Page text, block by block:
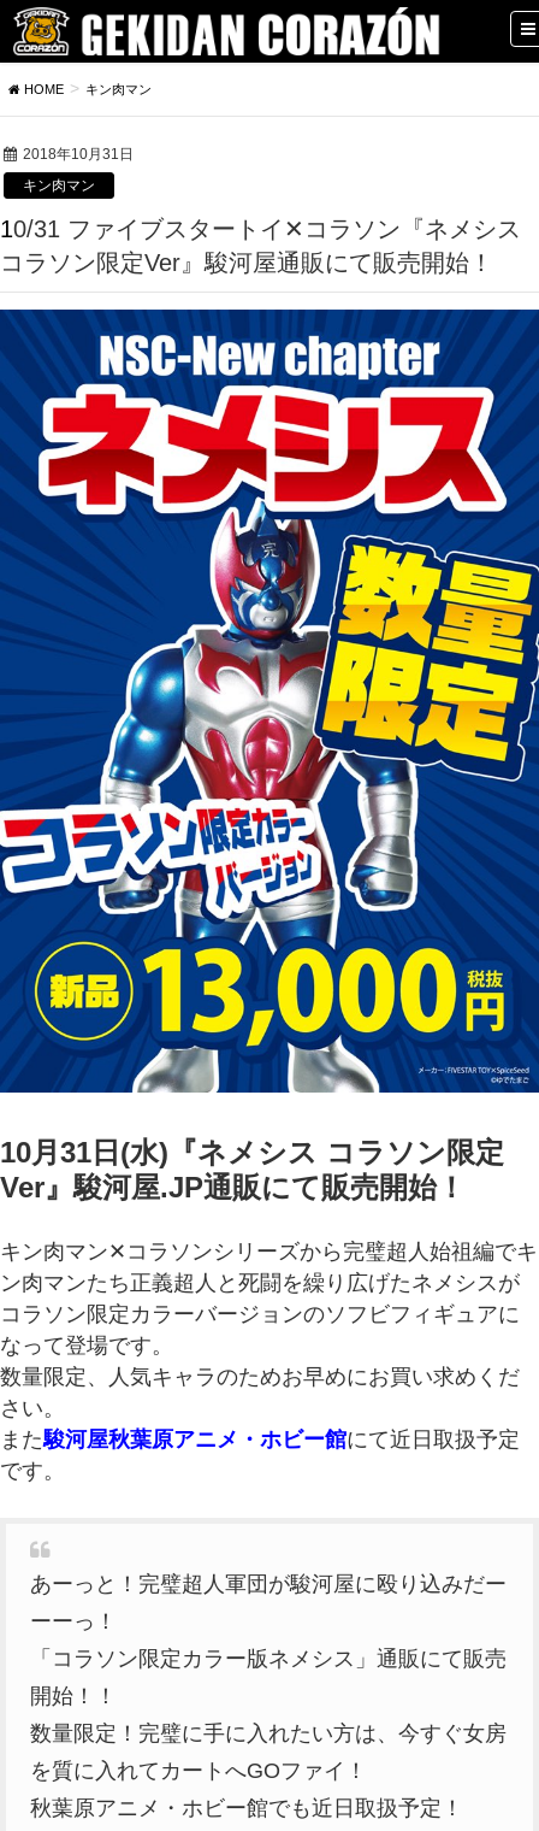
HOME キン肉マン
2018年10月31日
キン肉マン
10/31 ファイブスタートイ✕コラソン『ネメシス
コラソン限定Ver』駿河屋通販にて販売開始！
10月31日(水)『ネメシス コラソン限定
Ver』駿河屋.JP通販にて販売開始！
キン肉マン✕コラソンシリーズから完璧超人始祖編でキ
ン肉マンたち正義超人と死闘を繰り広げたネメシスが
コラソン限定カラーバージョンのソフビフィギュアに
なって登場です。
数量限定、人気キャラのためお早めにお買い求めくだ
さい。
また駿河屋秋葉原アニメ・ホビー館にて近日取扱予定
です。
あーっと！完璧超人軍団が駿河屋に殴り込みだー
ーーっ！
「コラソン限定カラー版ネメシス」通販にて販売
開始！！
数量限定！完璧に手に入れたい方は、今すぐ女房
を質に入れてカートへGOファイ！
秋葉原アニメ・ホビー館でも近日取扱予定！